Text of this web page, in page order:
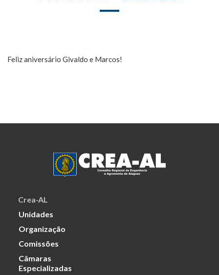
Feliz aniversário Givaldo e Marcos!
Crea-AL
Unidades
Organização
Comissões
Câmaras
Especializadas